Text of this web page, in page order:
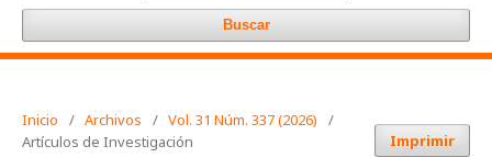
Buscar
Inicio / Archivos / Vol. 31 Núm. 337 (2026)
/
Artículos de Investigación
Imprimir